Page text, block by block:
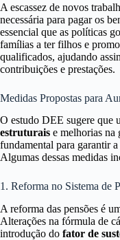
A escassez de novos
necessária para pagar os
essencial que as políticas
famílias a ter filhos e
qualificados, ajudando
contribuições e prestações.
Medidas Propostas para
O estudo DEE sugere que
estruturais e melhorias na
fundamental para garantir
Algumas dessas medidas
1. Reforma no Sistema de
A reforma das pensões é
Alterações na fórmula de
introdução do fator de